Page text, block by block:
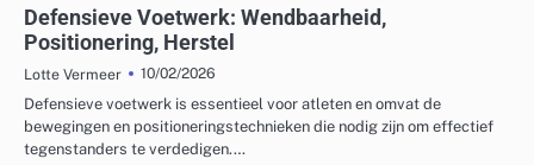
Defensieve Voetwerk: Wendbaarheid,
Positionering, Herstel
Lotte Vermeer
10/02/2026
Defensieve voetwerk is essentieel voor atleten en omvat de
bewegingen en positioneringstechnieken die nodig zijn om effectief
tegenstanders te verdedigen.…